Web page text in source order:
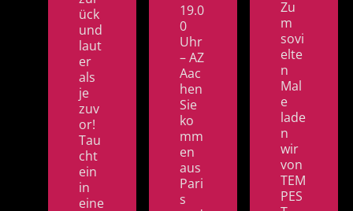
ück
und
laut
er
als
je
zuv
or!
Tau
cht
ein
in
eine
19.0
0
Uhr
– AZ
Aac
hen
Sie
ko
mm
en
aus
Pari
s
Zu
m
sovi
elte
n
Mal
e
lade
n
wir
von
TEM
PES